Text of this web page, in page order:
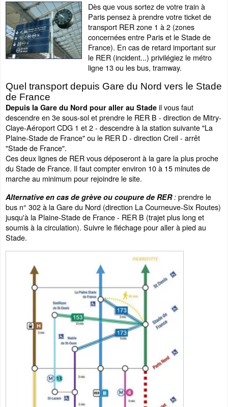
Dès que vous sortez de votre train à
Paris pensez à prendre votre ticket de
transport RER zone 1 à 2 (zones
concernées entre Paris et le Stade de
France). En cas de retard important sur
le RER (incident...) privilégiez le métro
ligne 13 ou les bus, tramway.
Quel transport depuis Gare du Nord vers le Stade
de France
Depuis la Gare du Nord pour aller au Stade il vous faut
descendre en 3e sous-sol et prendre le RER B - direction de Mitry-
Claye-Aéroport CDG 1 et 2 - descendre à la station suivante "La
Plaine-Stade de France" ou le RER D - direction Creil - arrêt
"Stade de France".
Ces deux lignes de RER vous déposeront à la gare la plus proche
du Stade de France. Il faut compter environ 10 à 15 minutes de
marche au minimum pour rejoindre le site.
Alternative en cas de grève ou coupure de RER: prendre le
bus n° 302 à la Gare du Nord (direction La Courneuve-Six Routes)
jusqu'à la Plaine-Stade de France - RER B (trajet plus long et
soumis à la circulation). Suivre le fléchage pour aller à pied au
Stade.